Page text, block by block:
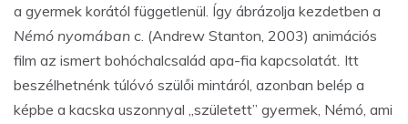
a gyermek korától függetlenül. Így ábrázolja kezdetben a
Némó nyomában c. (Andrew Stanton, 2003) animációs
film az ismert bohóchalcsalád apa-fia kapcsolatát. Itt
beszélhetnénk túlóvó szülői mintáról, azonban belép a
képbe a kacska uszonnyal „született” gyermek, Némó, ami